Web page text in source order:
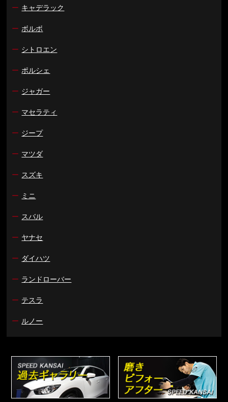
ー キャデラック
ー ボルボ
ー シトロエン
ー ポルシェ
ー ジャガー
ー マセラティ
ー ジープ
ー マツダ
ー スズキ
ー ミニ
ー スバル
ー ヤナセ
ー ダイハツ
ー ランドローバー
ー テスラ
ー ルノー